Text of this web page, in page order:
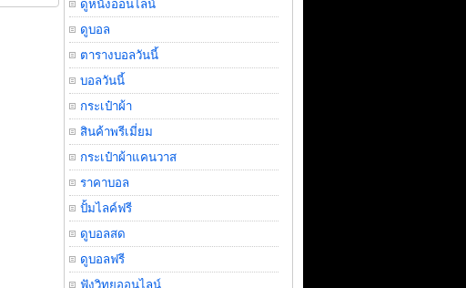
ดูหนังออนไลน์
ดูบอล
ตารางบอลวันนี้
บอลวันนี้
กระเป๋าผ้า
สินค้าพรีเมี่ยม
กระเป๋าผ้าแคนวาส
ราคาบอล
ปั้มไลค์ฟรี
ดูบอลสด
ดูบอลฟรี
ฟังวิทยุออนไลน์